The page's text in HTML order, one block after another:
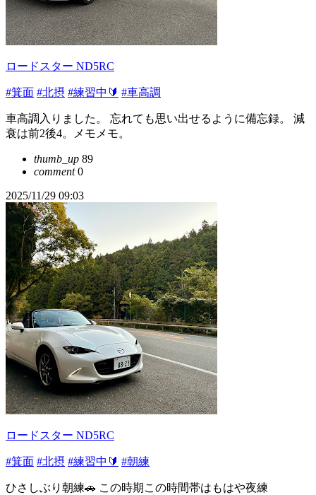
ロードスター ND5RC
#箕面 #北摂 #練習中🔰 #車高調
車高調入りました。 忘れても思い出せるように備忘録。 減
衰は前2後4。メモメモ。
thumb_up 89
comment0
2025/11/29 09:03
ロードスター ND5RC
#箕面 #北摂 #練習中🔰 #朝練
ひさしぶり朝練🚗 この時期この時間帯はもはや夜練